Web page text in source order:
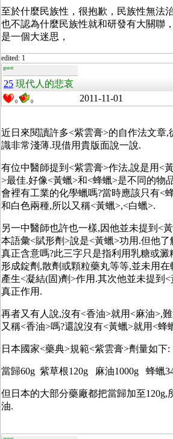
至於什麼民族性，很抱歉，民族性無法
也不認為什麼民族性就和研發有大關聯
是一個大迷思，
edited: 1
guest
25 現代人的悲哀
0 0 2011-11-01
近日來閱讀許多<紫雲膏>的自作法文章,
識非常淺薄.現借用貴版面說一說.
有位中醫師提到<紫雲膏>作法,說是用<
>最佳.好像<黃蠟>和<蜂蠟>是不同的物
會裡有工業的化學蠟嗎?當時應該只有<
和白色兩種,所以又稱<黃蠟>,<白蠟>.
另一中醫師也許也一樣,因他並未提到<
本語彙<賦形劑>說是<黃蠟>功用.但他
真正含意嗎?此三字只是指利用乳糖或
形成錠劑,散劑或顆粒藥丸等等,並未用
產生<凝結(固)劑>作用.其次他並未提到
真正作用.
再者又有人說,沒有<香油>就用<麻油>,
又稱<香油>嗎?還說沒有<黃蠟>就用<蜂
日本國家<藥典>規範<紫雲膏>劑量如下:
當歸60g 紫草根120g 麻油1000g 蜂蠟
但日本的大部分藥廠都把當歸加至120g,
油.